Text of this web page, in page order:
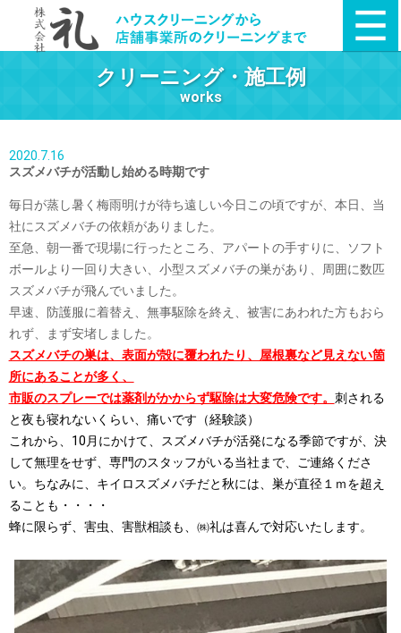
クリーニング・施工例
works
2020.7.16
スズメバチが活動し始める時期です
毎日が蒸し暑く梅雨明けが待ち遠しい今日この頃ですが、本日、当
社にスズメバチの依頼がありました。
至急、朝一番で現場に行ったところ、アパートの手すりに、ソフト
ボールより一回り大きい、小型スズメバチの巣があり、周囲に数匹
スズメバチが飛んでいました。
早速、防護服に着替え、無事駆除を終え、被害にあわれた方もおら
れず、まず安堵しました。
スズメバチの巣は、表面が殻に覆われたり、屋根裏など見えない箇
所にあることが多く、
市販のスプレーでは薬剤がかからず駆除は大変危険です。 刺される
と夜も寝れないくらい、痛いです（経験談）
これから、10月にかけて、スズメバチが活発になる季節ですが、決
して無理をせず、専門のスタッフがいる当社まで、ご連絡くださ
い。ちなみに、キイロスズメバチだと秋には、巣が直径１ｍを超え
ることも・・・・
蜂に限らず、害虫、害獣相談も、㈱礼は喜んで対応いたします。